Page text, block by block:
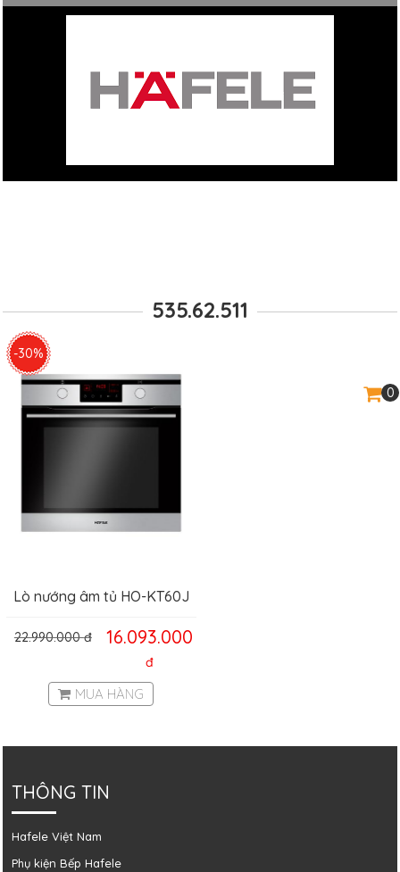
0
535.62.511
Lò nướng âm tủ HO-KT60J
16.093.000
đ
22.990.000đ
-30%
MUA HÀNG
THÔNG TIN
Hafele Việt Nam
Phụ kiện Bếp Hafele